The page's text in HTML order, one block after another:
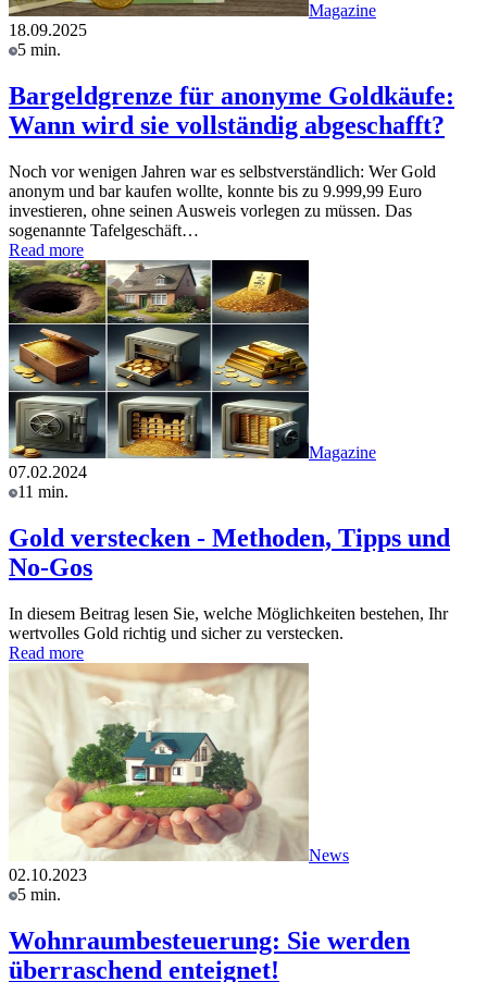
Magazine
18.09.2025
5 min.
Bargeldgrenze für anonyme Goldkäufe:
Wann wird sie vollständig abgeschafft?
Noch vor wenigen Jahren war es selbstverständlich: Wer Gold
anonym und bar kaufen wollte, konnte bis zu 9.999,99 Euro
investieren, ohne seinen Ausweis vorlegen zu müssen. Das
sogenannte Tafelgeschäft…
Read more
Magazine
07.02.2024
11 min.
Gold verstecken - Methoden, Tipps und
No-Gos
In diesem Beitrag lesen Sie, welche Möglichkeiten bestehen, Ihr
wertvolles Gold richtig und sicher zu verstecken.
Read more
News
02.10.2023
5 min.
Wohnraumbesteuerung: Sie werden
überraschend enteignet!